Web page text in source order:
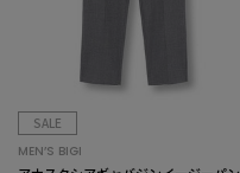
SALE
MEN’S BIGI